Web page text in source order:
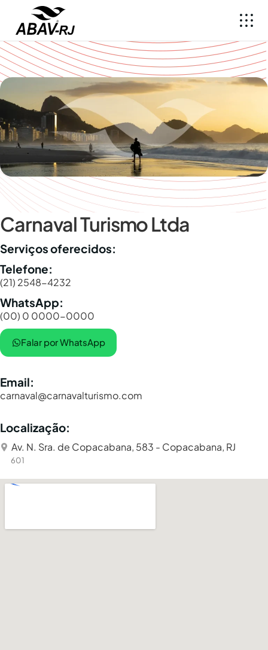
Carnaval Turismo Ltda
Serviços oferecidos:
Telefone:
(21) 2548-4232
WhatsApp:
(00) 0 0000-0000
Falar por WhatsApp
Email:
carnaval@carnavalturismo.com
Localização:
Av. N. Sra. de Copacabana, 583 - Copacabana, RJ
601